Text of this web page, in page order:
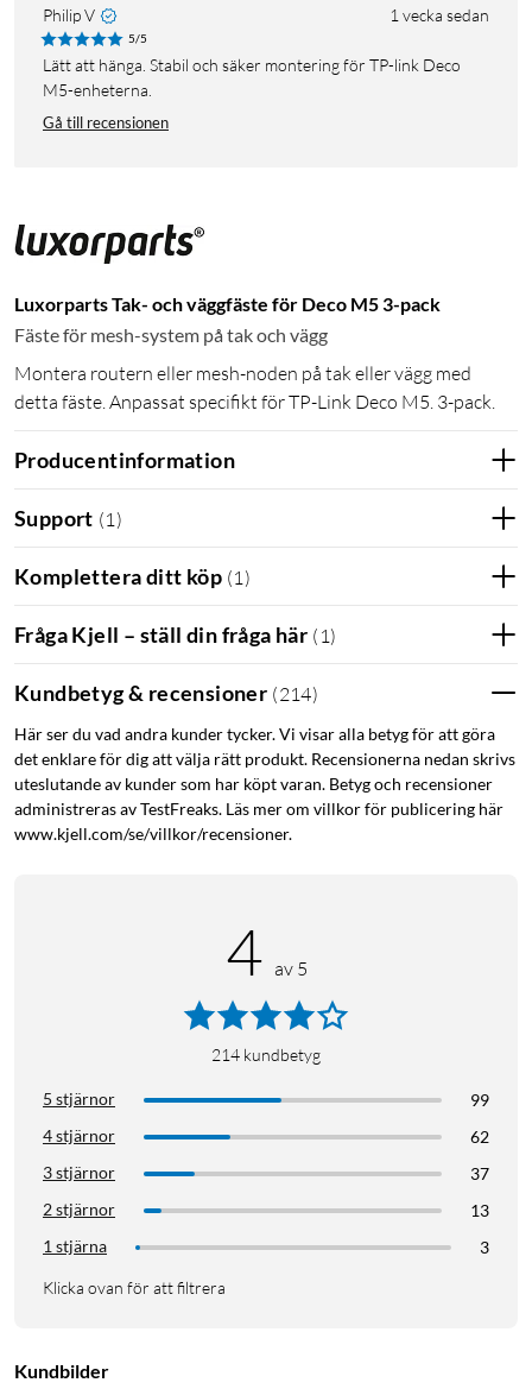
Philip V 1 vecka sedan
5/5
Lätt att hänga. Stabil och säker montering för TP-link Deco
M5-enheterna.
Gå till recensionen
Luxorparts Tak- och väggfäste för Deco M5 3-pack
Fäste för mesh-system på tak och vägg
Montera routern eller mesh-noden på tak eller vägg med
detta fäste. Anpassat specifikt för TP-Link Deco M5. 3-pack.
Producentinformation
Support (1 )
Komplettera ditt köp (1 )
Fråga Kjell – ställ din fråga här ( 1 )
Kundbetyg & recensioner (214)
Här ser du vad andra kunder tycker. Vi visar alla betyg för att göra
det enklare för dig att välja rätt produkt. Recensionerna nedan skrivs
uteslutande av kunder som har köpt varan. Betyg och recensioner
administreras av TestFreaks. Läs mer om villkor för publicering här
www.kjell.com/se/villkor/recensioner.
4 av 5
214 kundbetyg
5 stjärnor
99
4 stjärnor
62
3 stjärnor
37
2 stjärnor
13
1 stjärna
3
Klicka ovan för att filtrera
Kundbilder